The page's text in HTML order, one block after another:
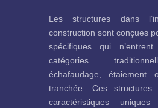
Les structures dans
construction sont conçues
spécifiques qui
catégories
échafaudage, étaiement
tranchée. Ces structures
caractéristiques